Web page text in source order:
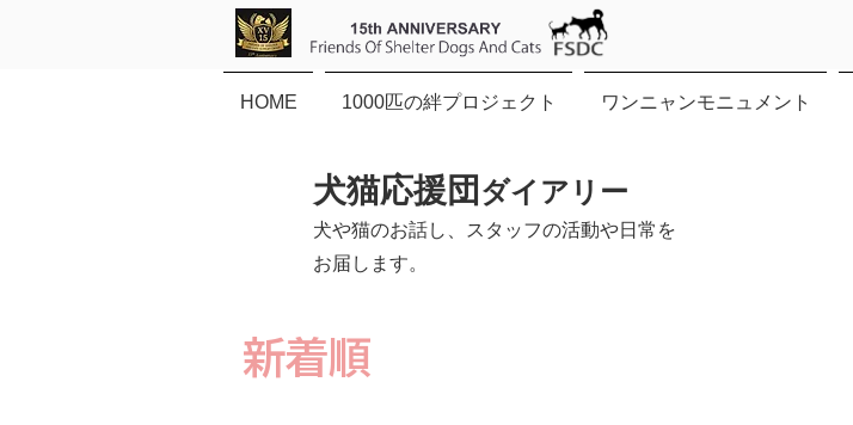
HOME 1000匹の絆プロジェクト ワンニャンモニュメント
犬猫応援団 ダイアリー
犬や猫のお話し、スタッフの活動や日常を
お届します。
新着順